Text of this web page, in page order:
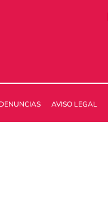
AVISO LEGAL